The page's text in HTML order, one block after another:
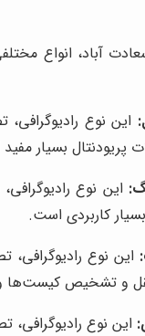
سعادت آباد، انواع
این نوع
پریودنتال بسیار
این نوع
کاربردی است.
این نوع
و تشخیص کیست‌ها
این نوع